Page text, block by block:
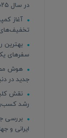
در سال ۲۰۲۵
بهترین
سفرهای
جدید در
نقش
رشد
بررسی
ایرانی و